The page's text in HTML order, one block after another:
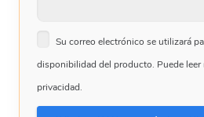
Su correo electrónico se utilizará
disponibilidad del producto. Puede leer
privacidad.